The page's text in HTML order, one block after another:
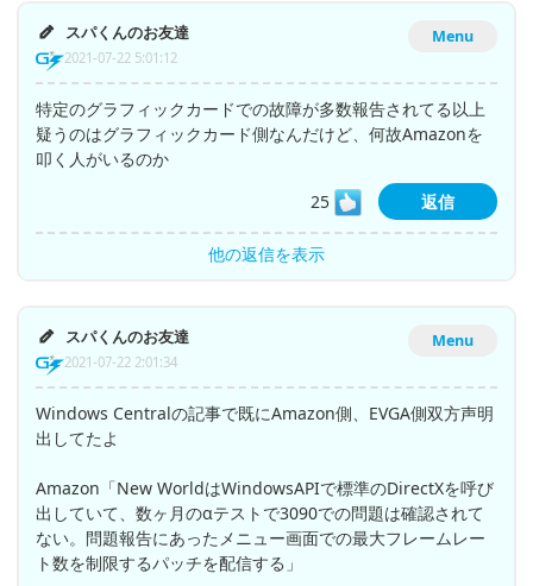
Menu
スパくんのお友達
2021-07-22 5:01:12
特定のグラフィックカードでの故障が多数報告されてる以上
疑うのはグラフィックカード側なんだけど、何故Amazonを
叩く人がいるのか
25
返信
他の返信を表示
Menu
スパくんのお友達
2021-07-22 2:01:34
Windows Centralの記事で既にAmazon側、EVGA側双方声明
出してたよ
Amazon「New WorldはWindowsAPIで標準のDirectXを呼び
出していて、数ヶ月のαテストで3090での問題は確認されて
ない。問題報告にあったメニュー画面での最大フレームレー
ト数を制限するパッチを配信する」